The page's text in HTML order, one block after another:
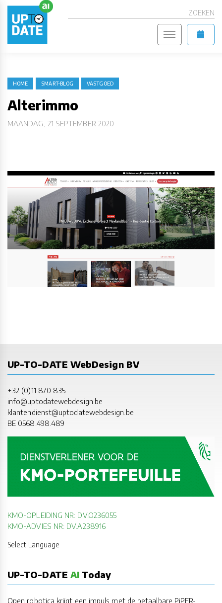
ZOEKEN
HOME SMART-BLOG VASTGOED
Alterimmo
MAANDAG, 21 SEPTEMBER 2020
UP-TO-DATE WebDesign BV
+32 (0)11 870 835
info@uptodatewebdesign.be
klantendienst@uptodatewebdesign.be
BE 0568.498.489
KMO-OPLEIDING NR: DV.O236055
KMO-ADVIES NR: DV.A238916
Select Language
UP-TO-DATE AI Today
Open robotica krijgt een impuls met de betaalbare PiPER-